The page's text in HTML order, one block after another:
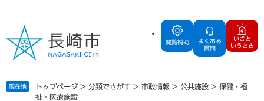
の
で
す
ー
ば
し
閲覧補助
よくある
質問
いざと
いうとき
現在地 トップページ > 分類でさがす > 市政情報 > 公共施設 > 保健・福
祉・医療施設